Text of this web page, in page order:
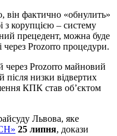
він фактично «обнулить»
з корупцією – систему
прецедент, можна буде
Prozorro процедури.
через Prozorro майновий
низки відвертих
КПК став об’єктом
Львова, яке
25 липня, докази